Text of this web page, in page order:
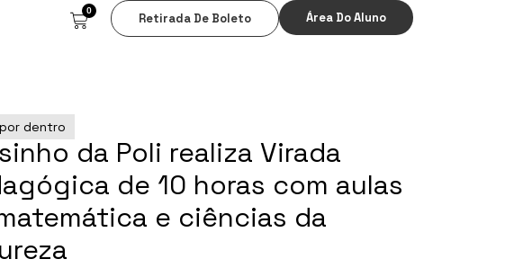
0
Retirada De Boleto Área Do Aluno
dentro
da Poli realiza Virada
de 10 horas com aulas
e ciências da